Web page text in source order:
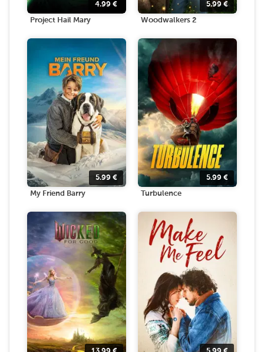
4.99 €
Project Hail Mary
5.99 €
Woodwalkers 2
5.99 €
My Friend Barry
5.99 €
Turbulence